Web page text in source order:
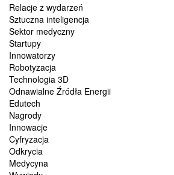
Relacje z wydarzeń
Sztuczna inteligencja
Sektor medyczny
Startupy
Innowatorzy
Robotyzacja
Technologia 3D
Odnawialne Źródła Energii
Edutech
Nagrody
Innowacje
Cyfryzacja
Odkrycia
Medycyna